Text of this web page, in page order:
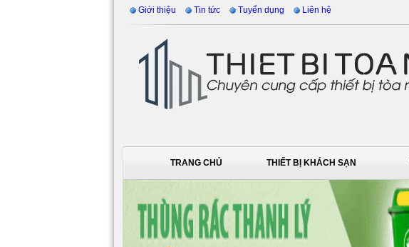
Giới thiệu Tin tức Tuyển dụng Liên hệ
TRANG CHỦ THIẾT BỊ KHÁCH SẠN